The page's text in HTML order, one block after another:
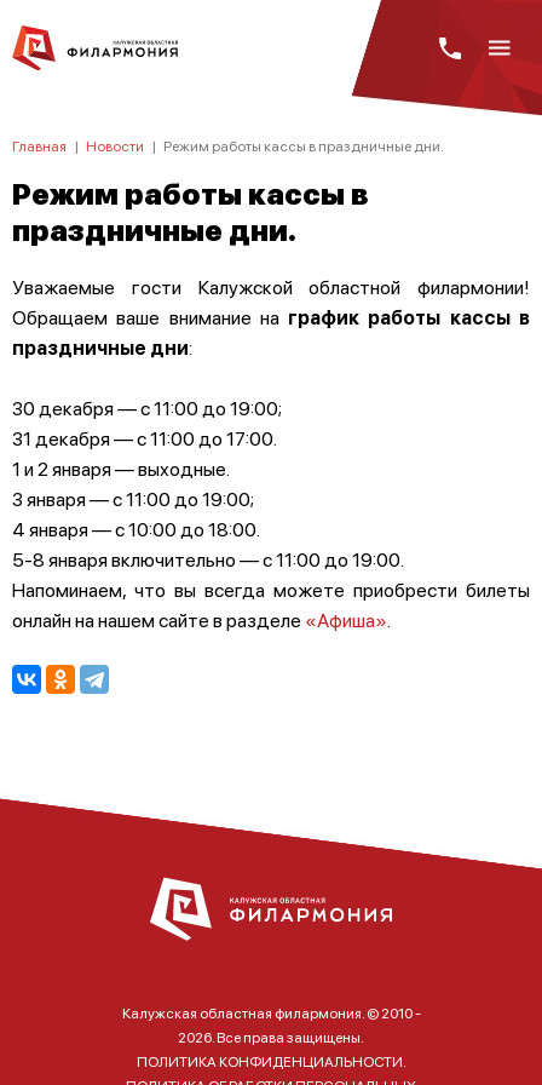
Главная | Новости | Режим работы кассы в праздничные дни.
Режим работы кассы в
праздничные дни.
Уважаемые гости Калужской областной филармонии!
Обращаем ваше внимание награфик работы кассы в
праздничные дни:
30 декабря — с 11:00 до 19:00;
31 декабря — с 11:00 до 17:00.
1 и 2 января — выходные.
3 января — с 11:00 до 19:00;
4 января — с 10:00 до 18:00.
5-8 января включительно — с 11:00 до 19:00.
Напоминаем, что вы всегда можете приобрести билеты
онлайн на нашем сайте в разделе «Афиша»
Калужская областная филармония. © 2010 -
2026. Все права защищены.
ПОЛИТИКА КОНФИДЕНЦИАЛЬНОСТИ.